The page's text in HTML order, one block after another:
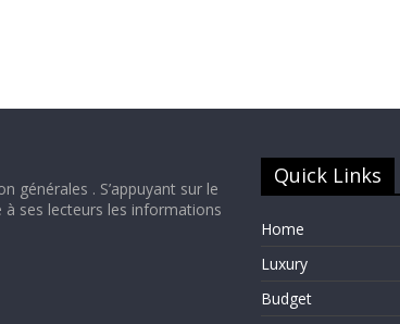
générales . S’appuyant sur le
ses lecteurs les informations
Quick Links
Home
Luxury
Budget